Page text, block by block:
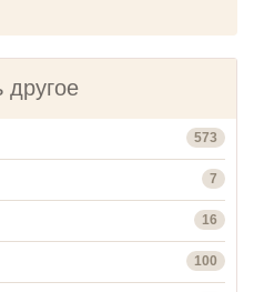
другое
573
7
16
100